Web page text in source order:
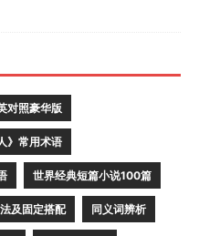
对照豪华版
》常用术语
世界经典短篇小说100篇
及固定搭配 同义词辨析